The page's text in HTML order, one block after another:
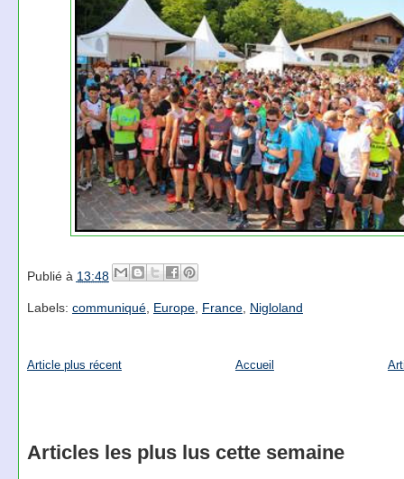
Publié à 13:48
Labels: communiqué, Europe, France, Nigloland
Article plus récent Accueil
Articles les plus lus cette semaine